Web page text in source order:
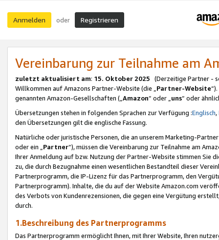
Anmelden oder Registrieren
Vereinbarung zur Teilnahme am
zuletzt aktualisiert am: 15. Oktober 2025 (Derzeitige Partner -
Willkommen auf Amazons Partner-Website (die „Partner-Website
genannten Amazon-Gesellschaften („Amazon“ oder „uns“ oder
Übersetzungen stehen in folgenden Sprachen zur Verfügung :Englisch,
den Übersetzungen gilt die englische Fassung.
Natürliche oder juristische Personen, die an unserem Marketing-
oder ein „Partner“), müssen die Vereinbarung zur Teilnahme am
Ihrer Anmeldung auf bzw. Nutzung der Partner-Website stimmen Sie
zu, die durch Bezugnahme einen wesentlichen Bestandteil dieser
Partnerprogramm, die IP-Lizenz für das Partnerprogramm, den
Partnerprogramm). Inhalte, die du auf der Website Amazon.com
des Verbots von Kundenrezensionen, die gegen eine Vergütung
durch.
1.Beschreibung des Partnerprogramms
Das Partnerprogramm ermöglicht Ihnen, mit Ihrer Website, Ihren